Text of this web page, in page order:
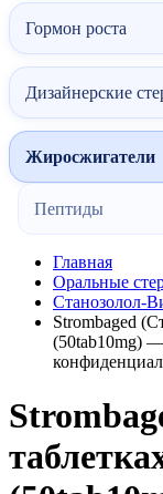
Гормон роста
Дизайнерские
Жиросжигатели
Пептиды
Главная
Оральные
Станозолол-
Strombaged
(50tab10mg)